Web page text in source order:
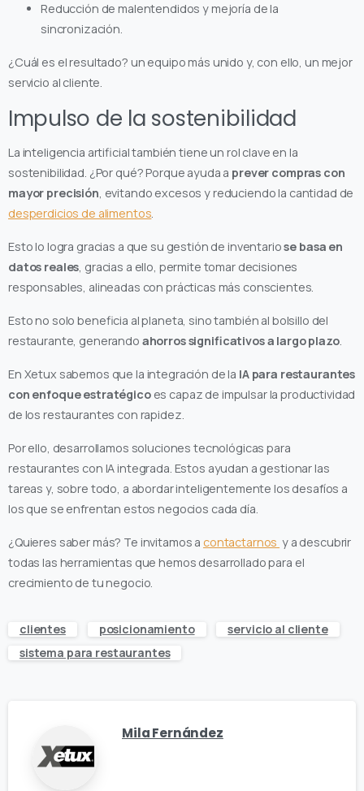
Reducción de malentendidos y mejoría de la
sincronización.
¿Cuál es el resultado? un equipo más unido y, con ello, un mejor
servicio al cliente.
Impulso de la sostenibilidad
La inteligencia artificial también tiene un rol clave en la
sostenibilidad. ¿Por qué? Porque ayuda a prever compras con
mayor precisión, evitando excesos y reduciendo la cantidad de
desperdicios de alimentos.
Esto lo logra gracias a que su gestión de inventariose basa en
datos reales, gracias a ello, permite tomar decisiones
responsables, alineadas con prácticas más conscientes.
Esto no solo beneficia al planeta, sino también al bolsillo del
restaurante, generando ahorros significativos a largo plazo.
En Xetux sabemos que la integración de la IA para restaurantes
con enfoque estratégicoes capaz de impulsar la productividad
de los restaurantes con rapidez.
Por ello, desarrollamos soluciones tecnológicas para
restaurantes con IA integrada. Estos ayudan a gestionar las
tareas y, sobre todo, a abordar inteligentemente los desafíos a
los que se enfrentan estos negocios cada día.
¿Quieres saber más? Te invitamos a contactarnos y a descubrir
todas las herramientas que hemos desarrollado para el
crecimiento de tu negocio.
clientes posicionamiento
servicio al cliente
sistema para restaurantes
Mila Fernández